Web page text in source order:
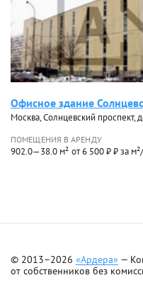
Офисное здание
Москва, Солнцевский проспект,
ПОМЕЩЕНИЯ В АРЕНДУ
902.0—38.0 м² от 6 500 ₽ ₽ за
© 2013–2026 «Ардера» —
от собственников без